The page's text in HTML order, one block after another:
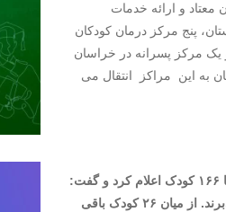
معتاد و ارائه خدمات
پنج مرکز درمان کودکان
یک مرکز پسرانه در خراسان
به این مراکز انتقال می
براتی سده بیشترین آمار کودکان مراجعه کننده برای درمان اعتیاد را مربوط به سیستان و بلوچستان با ۱۶۶ کودک اعلام کرد و گفت:
۵۸ نفر از این کودکان به خانواده‌هایشان تحویل شده‌اند و ۸۲ نفر نیز در مراکز شبه خانواده به سر می‌برند. از میان ۲۶ کودک باقی